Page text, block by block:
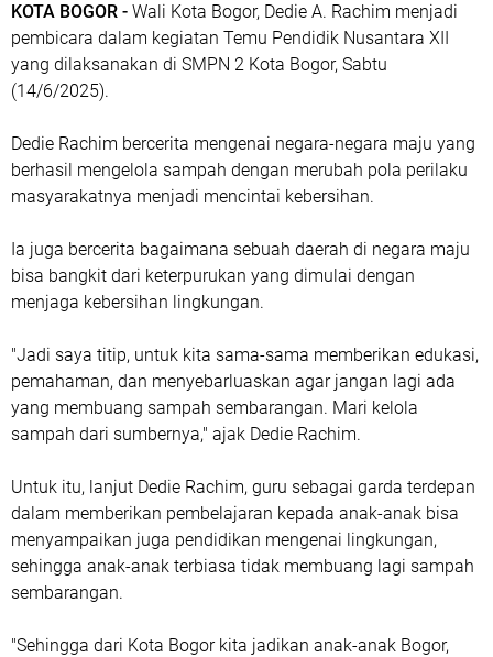
KOTA BOGOR - Wali Kota Bogor, Dedie A. Rachim menjadi
pembicara dalam kegiatan Temu Pendidik Nusantara XII
yang dilaksanakan di SMPN 2 Kota Bogor, Sabtu
(14/6/2025).
Dedie Rachim bercerita mengenai negara-negara maju yang
berhasil mengelola sampah dengan merubah pola perilaku
masyarakatnya menjadi mencintai kebersihan.
Ia juga bercerita bagaimana sebuah daerah di negara maju
bisa bangkit dari keterpurukan yang dimulai dengan
menjaga kebersihan lingkungan.
"Jadi saya titip, untuk kita sama-sama memberikan edukasi,
pemahaman, dan menyebarluaskan agar jangan lagi ada
yang membuang sampah sembarangan. Mari kelola
sampah dari sumbernya," ajak Dedie Rachim.
Untuk itu, lanjut Dedie Rachim, guru sebagai garda terdepan
dalam memberikan pembelajaran kepada anak-anak bisa
menyampaikan juga pendidikan mengenai lingkungan,
sehingga anak-anak terbiasa tidak membuang lagi sampah
sembarangan.
"Sehingga dari Kota Bogor kita jadikan anak-anak Bogor,